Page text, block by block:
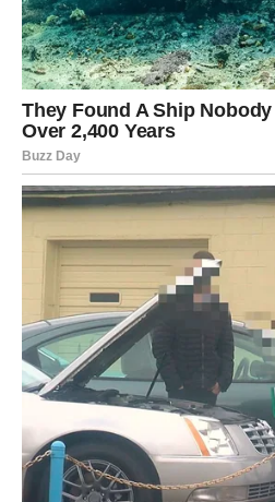
PREVIŠE PUTA
ISKORIŠĆENA
Ribe su znak koji često najviše
srca. One veruju ljudima čak i
drugu šansu i onda kada svi
razumeju i nose bol u sebi, a
Mnoge Ribe su u poslednjih
veoma bolan period. Neko ih je
više nego što mogu da priznaju.
znaka izgubili su veru da će
Ali univerzum sada menja
Karma je odlučila da nagradi